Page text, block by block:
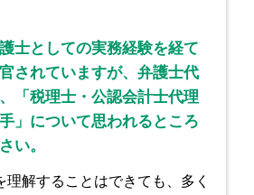
士としての実務経験を経て
されていますが、弁護士代
「税理士・公認会計士代理
」について思われるところ
い。
理解することはできても、多く